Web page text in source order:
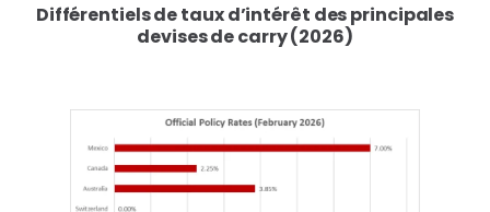
Différentielsde taux d’intérêt des principales
devises de carry (2026)